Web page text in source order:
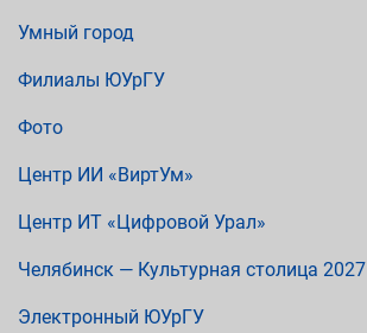
Умный город
Филиалы ЮУрГУ
Фото
Центр ИИ «ВиртУм»
Центр ИТ «Цифровой Урал»
Челябинск — Культурная столица 2027
Электронный ЮУрГУ